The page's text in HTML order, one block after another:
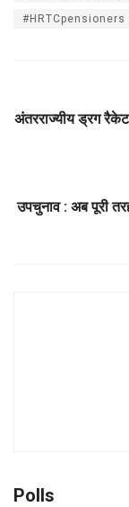
#HRTCpensioners
अंतरराज्यीय ड्रग
उपचुनाव : अब पूरी
Polls